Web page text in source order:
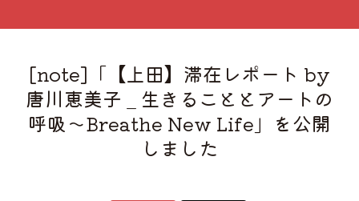
[note]「【上田】滞在レポート by
唐川恵美子 _ 生きることとアートの
呼吸〜Breathe New Life」を公開
しました